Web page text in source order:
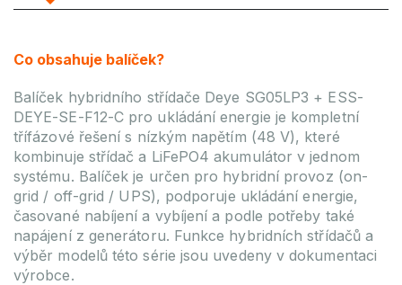
Co obsahuje balíček?
Balíček hybridního střídače Deye SG05LP3 + ESS-
DEYE-SE-F12-C pro ukládání energie je kompletní
třífázové řešení s nízkým napětím (48 V), které
kombinuje střídač a LiFePO4 akumulátor v jednom
systému. Balíček je určen pro hybridní provoz (on-
grid / off-grid / UPS), podporuje ukládání energie,
časované nabíjení a vybíjení a podle potřeby také
napájení z generátoru. Funkce hybridních střídačů a
výběr modelů této série jsou uvedeny v dokumentaci
výrobce.